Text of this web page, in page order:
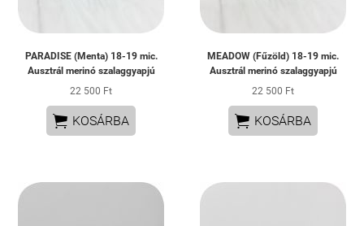
PARADISE (Menta) 18-19 mic.
Ausztrál merinó szalaggyapjú
22 500 Ft
 KOSÁRBA
MEADOW (Fűzöld) 18-19 mic.
Ausztrál merinó szalaggyapjú
22 500 Ft
 KOSÁRBA